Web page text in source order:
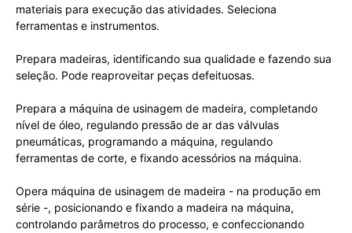
materiais para execução das atividades. Seleciona
ferramentas e instrumentos.
Prepara madeiras, identificando sua qualidade e fazendo sua
seleção. Pode reaproveitar peças defeituosas.
Prepara a máquina de usinagem de madeira, completando
nível de óleo, regulando pressão de ar das válvulas
pneumáticas, programando a máquina, regulando
ferramentas de corte, e fixando acessórios na máquina.
Opera máquina de usinagem de madeira - na produção em
série -, posicionando e fixando a madeira na máquina,
controlando parâmetros do processo, e confeccionando